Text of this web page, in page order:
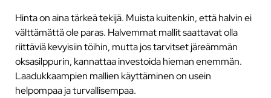
Hinta on aina tärkeä tekijä. Muista kuitenkin, että halvin ei
välttämättä ole paras. Halvemmat mallit saattavat olla
riittäviä kevyisiin töihin, mutta jos tarvitset järeämmän
oksasilppurin, kannattaa investoida hieman enemmän.
Laadukkaampien mallien käyttäminen on usein
helpompaa ja turvallisempaa.